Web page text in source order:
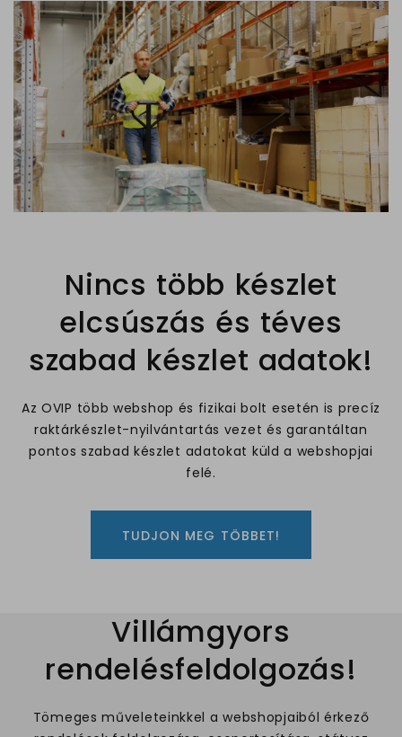
Nincs több készlet
elcsúszás és téves
szabad készlet adatok!
Az OVIP több webshop és fizikai bolt esetén is precíz
raktárkészlet-nyilvántartás vezet és garantáltan
pontos szabad készlet adatokat küld a webshopjai
felé.
TUDJON MEG TÖBBET!
Villámgyors
rendelésfeldolgozás!
Tömeges műveleteinkkel a webshopjaiból érkező